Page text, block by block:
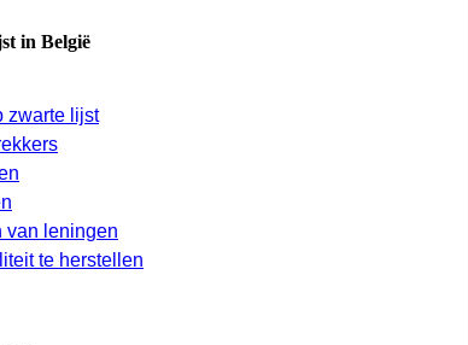
in België
zwarte lijst
van leningen
te herstellen